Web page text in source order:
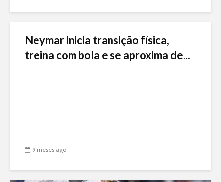
Neymar inicia transição física,
treina com bola e se aproxima de...
9 meses ago